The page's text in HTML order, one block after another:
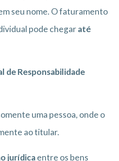
seu nome. O faturamento
pode chegaraté
de Responsabilidade
uma pessoa, onde o
ao titular.
jurídicaentre os bens